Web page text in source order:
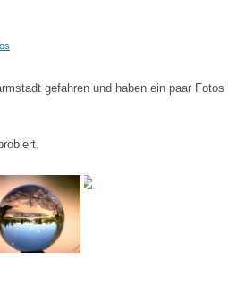
gefahren und haben ein paar Fotos